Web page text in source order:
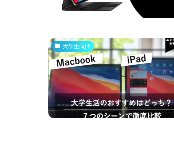
大学生向け